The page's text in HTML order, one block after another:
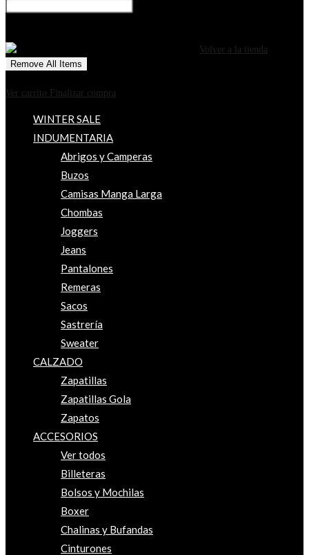
Volver a la tienda
Remove All Items
Ver carrito
Finalizar compra
WINTER SALE
INDUMENTARIA
Abrigos y Camperas
Buzos
Camisas Manga Larga
Chombas
Joggers
Jeans
Pantalones
Remeras
Sacos
Sastrería
Sweater
CALZADO
Zapatillas
Zapatillas Gola
Zapatos
ACCESORIOS
Ver todos
Billeteras
Bolsos y Mochilas
Boxer
Chalinas y Bufandas
Cinturones